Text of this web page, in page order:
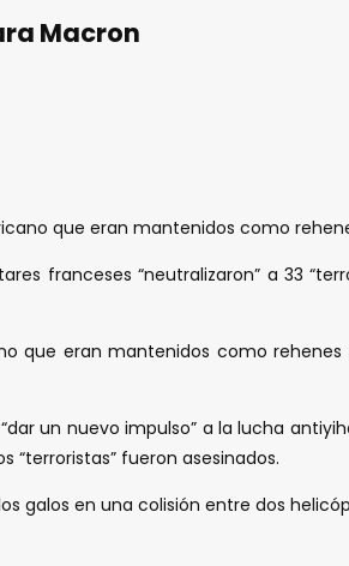
Macron
que eran mantenidos como
franceses “neutralizaron” a 33
que eran mantenidos como
un nuevo impulso” a la lucha
“terroristas” fueron asesinados.
galos en una colisión entre dos